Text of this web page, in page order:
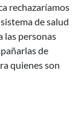
rechazaríamos
de salud
las personas
de
quienes son